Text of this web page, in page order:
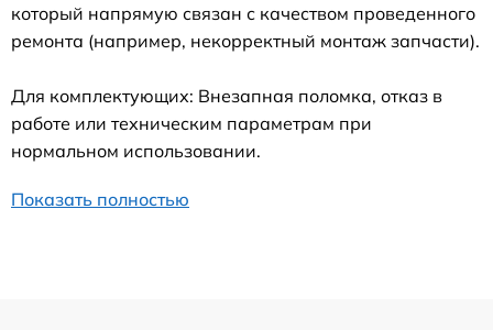
который напрямую связан с качеством проведенного
ремонта (например, некорректный монтаж запчасти).
Для комплектующих: Внезапная поломка, отказ в
работе или техническим параметрам при
нормальном использовании.
Показать полностью